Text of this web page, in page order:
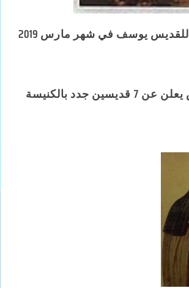
يوسف في شهر مارس 2019
البابا فرنسيس يعلن عن 7 قديسين جدد بالكنيسة